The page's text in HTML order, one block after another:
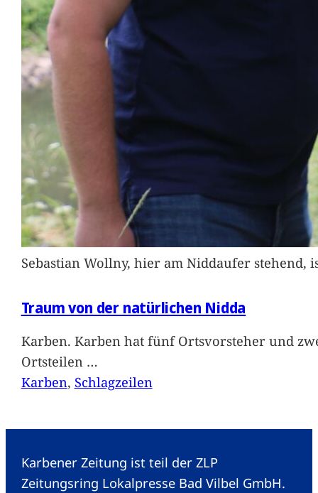
Sebastian Wollny, hier am Niddaufer
Traum von der natürlichen Nidda
Karben. Karben hat fünf Ortsvorsteher und
Ortsteilen …
Karben, Schlagzeilen
Karbener Zeitung ist teil der ZLP
Zeitungsring Lokalpresse Bad Vilbel GmbH.